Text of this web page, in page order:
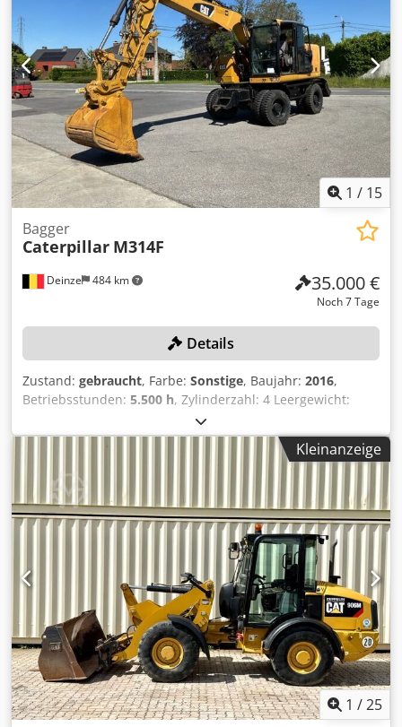
1x Fahrmotor 550-1473/625-7594 1x Verteilergetriebe 549-
0183 Dwjdpov E Dwxjfx Aiija 1x Ölkühler 589-1115 1x
Nachkühlerblock 590-0288 1x Kühlerblock 590-0290 2x
Sauglüfter 637-6650 1x Air Clean Emmission 563-7899 1x
Drehkranz 550-4954 1x Kardanwelle 516-9980 1x
Kardanwelle 517-0000 1x Wellengruppe Kardan 110-6135
1x Lenkachse 331-13-95 1x Hinterachse 549-0180 1x
Planierschild 419-1550 2x Staubox 556-5556 1x
Kontergewicht 573-3553
1 / 15
Deinze 484 km
Bagger
Caterpillar M314F
35.000 €
Noch 7 Tage
Details
Zustand: gebraucht, Farbe: Sonstige, Baujahr: 2016,
Betriebsstunden: 5.500 h, Zylinderzahl: 4 Leergewicht:
15.320 kg Breite: 255 cm Schnellwechselsystem: Ja
Seriennummer: CF4A00262 Zulassungsbescheinigung Teil
1 und 2 vorhanden: ja Datum der Erstzulassung:
03.03.2025 Betriebsstunden: 5500 Stunden Motor:
Caterpillar C4,4 Anzahl der Zylinder: 4 Zylinder Leistung:
110 kW Schaufelvolumen: 0,53 m³ Gräbtiefe: 5,03 m
Maximale Reichweite: 8,28 m Ausbrechkraft: 103 kN
Fahrgeschwindigkeit: bis zu 37 km/h Reifen: 10.00-20 CE-
konform: ja EPA-geprüft Dreifachausleger zusätzliche
Hydraulikleitungen Dwsdpfxjzrv Uro Aiiea hydraulische
Schnellkupplung inklusive Baggerschaufel hydraulischer
Daumen Planierschild vorhanden: ja Zentralschmierung
vorhanden Abmessungen: Länge: 8250 Breite: 2550 Höhe:
3280 Gewicht: 15320 kg Zustand: Gebrauchsspuren,
Handbremse defekt, Ölverlust an der Unterseite der
Kabine
Kleinanzeige
1 /25